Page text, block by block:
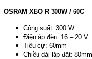
OSRAM XBO R 300W / 60C
Công suất: 300 W
Điện áp đèn: 16 – 20 V
Tiêu cự: 60mm
Chiều dài lắp đặt: 80mm